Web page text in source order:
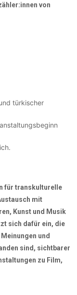
von
türkischer
für transkulturelle
mit
Kunst und Musik
sich dafür ein, die
und
sind, sichtbarer
zu Film,